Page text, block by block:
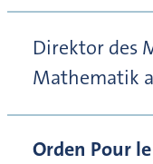
Direktor des
Mathematik
Orden Pour